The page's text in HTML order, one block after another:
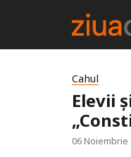
Cahul
Elevii
06 Noiembrie